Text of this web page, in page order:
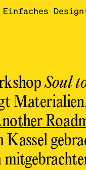
Einfaches Design
Soul
Kassel